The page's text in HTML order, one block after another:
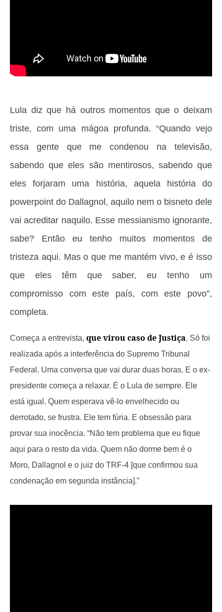
Lula diz que há outros momentos que o deixam
triste, com uma mágoa profunda. “Quando vejo
essa gente que me condenou na televisão,
sabendo que eles são mentirosos, sabendo que
eles forjaram uma história, aquela história do
powerpoint do Dallagnol, aquilo nem o bisneto dele
vai acreditar naquilo. Esse messianismo ignorante,
sabe? Então eu tenho muitos momentos de
tristeza aqui. Mas o que me mantém vivo, e é isso
que eles têm que saber, eu tenho um
compromisso com este país, com este povo”,
completa.
Começa a entrevista, que virou caso de Justiça. Só foi
realizada após a interferência do Supremo Tribunal
Federal. Uma conversa que vai durar duas horas. E o ex-
presidente começa a relaxar. É o Lula de sempre. Ele
está igual. Quem esperava vê-lo envelhecido ou
derrotado, se frustra. Ele tem fúria. E obsessão para
provar sua inocência. “Não tem problema que eu fique
aqui para o resto da vida. Quem não dorme bem é o
Moro, Dallagnol e o juiz do TRF-4 [que confirmou sua
condenação em segunda instância].”